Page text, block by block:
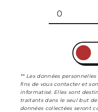
** Les données
fins de vous contacter et
informatisé. Elles sont
traitants dans le seul but de
données collectées seront